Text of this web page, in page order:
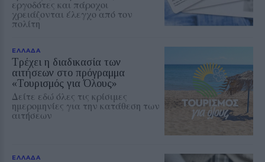
εργοδότες και πάροχοι
χρειάζονται έλεγχο από τον
πολίτη
ΕΛΛΑΔΑ
Τρέχει η διαδικασία των
αιτήσεων στο πρόγραμμα
«Τουρισμός για Όλους»
Δείτε εδώ όλες τις κρίσιμες
ημερομηνίες για την κατάθεση των
αιτήσεων
ΕΛΛΑΔΑ